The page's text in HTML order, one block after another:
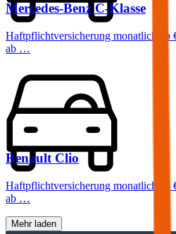
Mercedes-Benz C-Klasse
Haftpflichtversicherung monatlich ab
ab …
Renault Clio
Haftpflichtversicherung monatlich ab
ab …
Mehr laden